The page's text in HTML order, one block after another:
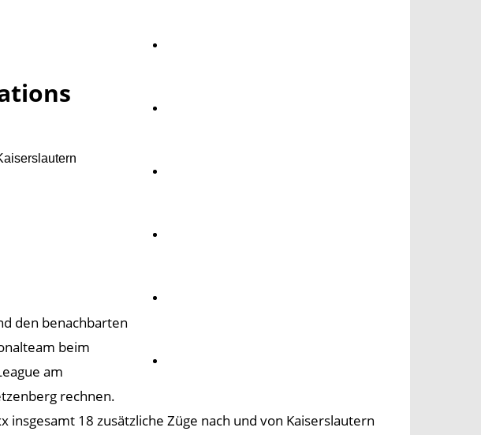
den benachbarten
beim
am
rechnen.
insgesamt 18 zusätzliche Züge nach und von Kaiserslautern